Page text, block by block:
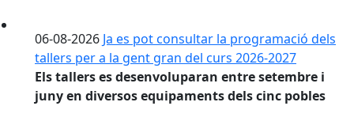
06-08-2026 Ja es pot consultar la programació dels
tallers per a la gent gran del curs 2026-2027
Els tallers es desenvoluparan entre setembre i
juny en diversos equipaments dels cinc pobles